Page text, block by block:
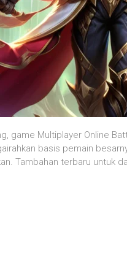
game Multiplayer Online
basis pemain
Tambahan terbaru untuk